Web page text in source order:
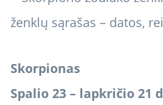
Skorpionas
Spalio 23 – lapkričio 21 d